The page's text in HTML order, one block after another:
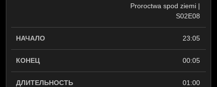
Proroctwa spod ziemi |
S02E08
23:05
00:05
01:00